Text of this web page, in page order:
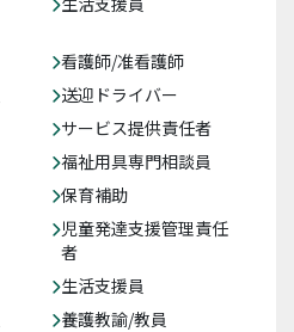
看護師/准看護師
送迎ドライバー
サービス提供責任者
福祉用具専門相談員
保育補助
児童発達支援管理責任
者
生活支援員
養護教諭/教員